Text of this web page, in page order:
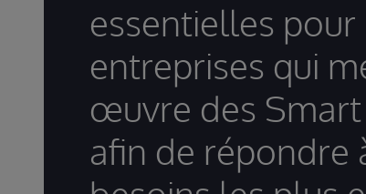
essentielles pour
entreprises qui
œuvre des Smart
afin de répondre